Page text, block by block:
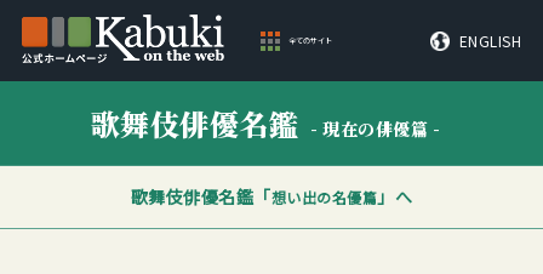
全てのサイト ENGLISH
歌舞伎俳優名鑑 - 現在の俳優篇 -
歌舞伎俳優名鑑「想い出の名優篇」へ